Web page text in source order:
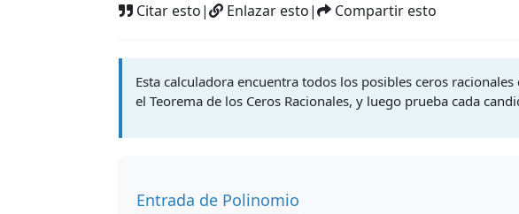
Citar esto| Enlazar esto| Compartir esto
Esta calculadora encuentra todos los posibles ceros
el Teorema de los Ceros Racionales, y luego prueba cada
Entrada de Polinomio